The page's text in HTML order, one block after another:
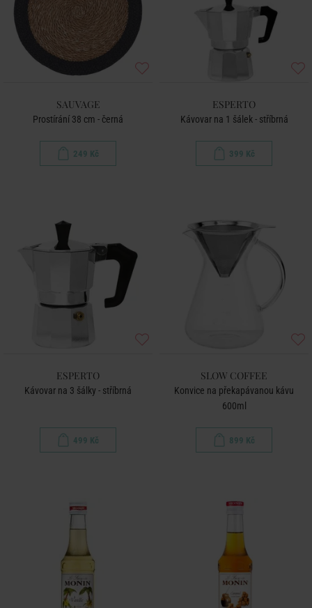
SAUVAGE
Prostírání 38 cm - černá
249 Kč
ESPERTO
Kávovar na 1 šálek - stříbrná
399 Kč
ESPERTO
Kávovar na 3 šálky - stříbrná
499 Kč
SLOW COFFEE
Konvice na překapávanou kávu
600ml
899 Kč